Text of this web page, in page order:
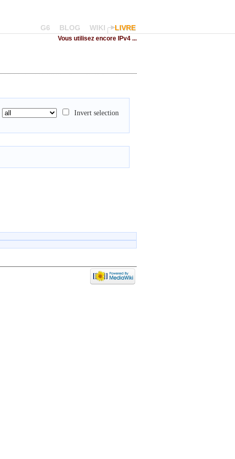
G6 BLOG WIKI LIVRE
Vous utilisez encore IPv4 ...
Invert selection